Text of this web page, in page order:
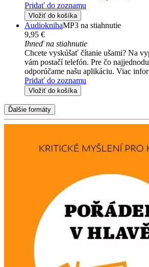
Pridať do zoznamu
Vložiť do košíka
AudioknihaMP3 na stiahnutie
9,95 €
Ihneď na stiahnutie
Chcete vyskúšať čítanie ušami? Na
vám postačí telefón. Pre čo
odporúčame našu aplikáciu. Viac
Pridať do zoznamu
Vložiť do košíka
Ďalšie formáty